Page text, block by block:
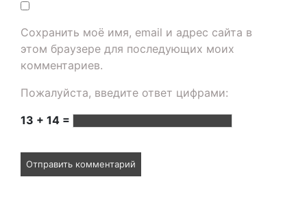
Сохранить моё имя, email и адрес сайта в
этом браузере для последующих моих
комментариев.
Пожалуйста, введите ответ цифрами:
13 + 14 =